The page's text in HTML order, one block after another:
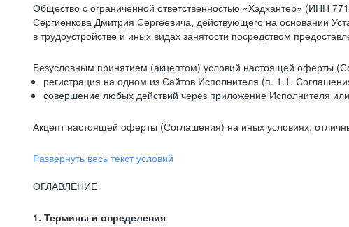
Общество с ограниченной ответственностью «Хэдхантер» (ИНН
Сергиенкова Дмитрия Сергеевича, действующего на основании
в трудоустройстве и иных видах занятости посредством
Безусловным принятием (акцептом) условий настоящей оферты
регистрация на одном из Сайтов Исполнителя (п. 1.1.
совершение любых действий через приложение Исполнителя
Акцепт настоящей оферты (Соглашения) на иных условиях,
Развернуть весь текст условий
ОГЛАВЛЕНИЕ
1. Термины и определения